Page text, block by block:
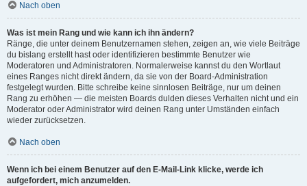
Nach oben
Was ist mein Rang und wie kann ich ihn ändern?
Ränge, die unter deinem Benutzernamen stehen, zeigen an, wie viele Beiträge
du bislang erstellt hast oder identifizieren bestimmte Benutzer wie
Moderatoren und Administratoren. Normalerweise kannst du den Wortlaut
eines Ranges nicht direkt ändern, da sie von der Board-Administration
festgelegt wurden. Bitte schreibe keine sinnlosen Beiträge, nur um deinen
Rang zu erhöhen — die meisten Boards dulden dieses Verhalten nicht und ein
Moderator oder Administrator wird deinen Rang unter Umständen einfach
wieder zurücksetzen.
Nach oben
Wenn ich bei einem Benutzer auf den E-Mail-Link klicke, werde ich
aufgefordert, mich anzumelden.